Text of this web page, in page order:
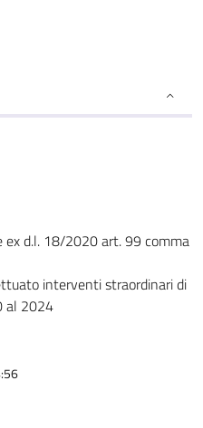
ex d.l. 18/2020 art. 99 comma
interventi straordinari di
al 2024